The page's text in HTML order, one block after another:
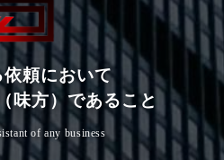
依頼において
味方）であること
of any business